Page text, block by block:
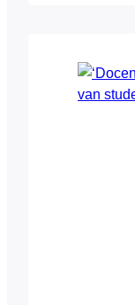
‘Vlinder